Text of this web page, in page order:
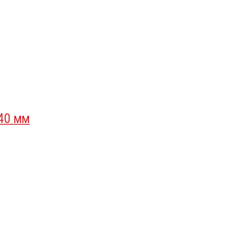
мм